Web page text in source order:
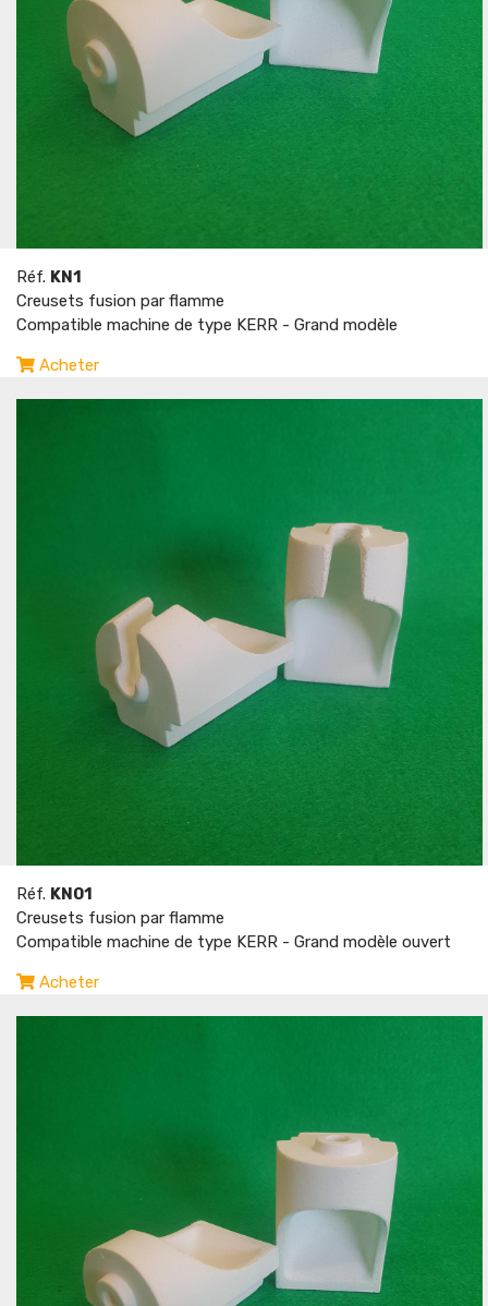
Réf. KN1
Creusets fusion par flamme
Compatible machine de type KERR - Grand modèle
Acheter
Réf. KN01
Creusets fusion par flamme
Compatible machine de type KERR - Grand modèle ouvert
Acheter